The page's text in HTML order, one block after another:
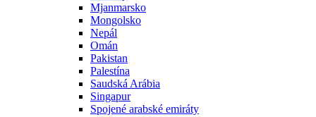
Mjanmarsko
Mongolsko
Nepál
Omán
Pakistan
Palestína
Saudská Arábia
Singapur
Spojené arabské emiráty